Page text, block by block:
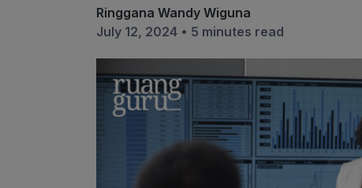
Ringgana Wandy Wiguna
July 12, 2024 • 5 minutes read